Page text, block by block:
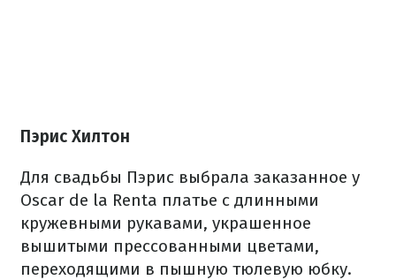
Пэрис Хилтон
Для свадьбы Пэрис выбрала заказанное у
Oscar de la Renta платье с длинными
кружевными рукавами, украшенное
вышитыми прессованными цветами,
переходящими в пышную тюлевую юбку.